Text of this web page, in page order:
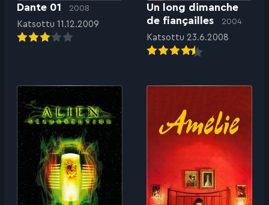
Dante 01 2008
Katsottu 11.12.2009
Un long dimanche
de fiançailles
2004
Katsottu 23.6.2008